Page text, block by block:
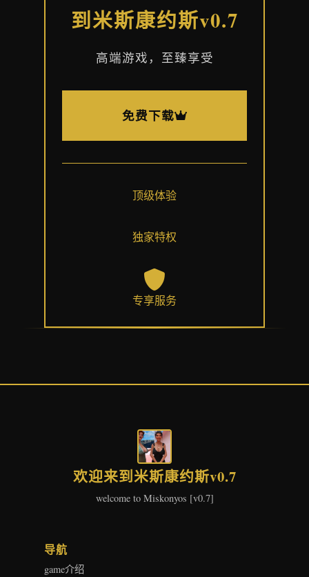
到米斯康约斯v0.7
高端游戏，至臻享受
免费下载
顶级体验
独家特权
专享服务
欢迎来到米斯康约斯v0.7
welcome to Miskonyos [v0.7]
导航
game介绍